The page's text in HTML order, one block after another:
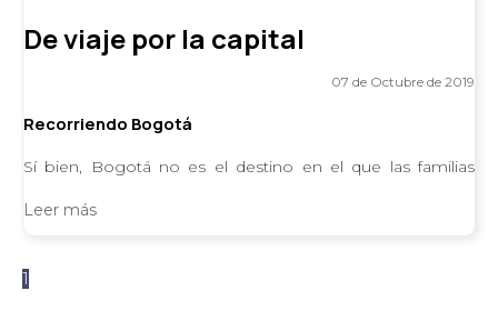
De viaje por la capital
07 de Octubre de 2019
Recorriendo Bogotá
Sí bien, Bogotá no es el destino en el que las familias
excelente para viajes de negocios, pues
Leer más
1